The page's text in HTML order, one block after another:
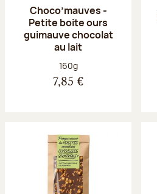
Choco’mauves -
Petite boite ours
guimauve chocolat
au lait
Poids net :
160g
7,85 €